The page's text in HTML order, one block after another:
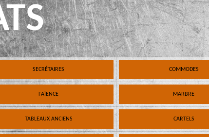
SECRÉTAIRES COMMODES
FAÏENCE MARBRE
TABLEAUX ANCIENS CARTELS